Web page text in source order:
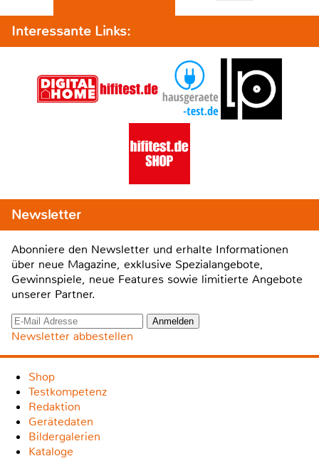
Interessante Links:
Newsletter
Abonniere den Newsletter und erhalte Informationen
über neue Magazine, exklusive Spezialangebote,
Gewinnspiele, neue Features sowie limitierte Angebote
unserer Partner.
Newsletter abbestellen
Shop
Testkompetenz
Redaktion
Gerätedaten
Bildergalerien
Kataloge